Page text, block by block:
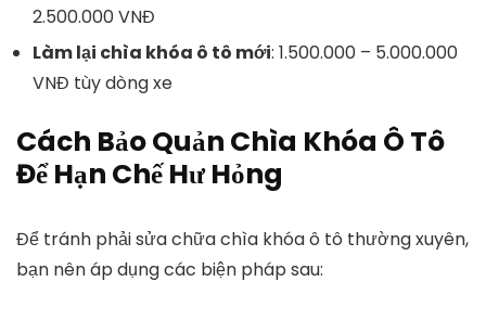
2.500.000 VNĐ
Làm lại chìa khóa ô tô mới: 1.500.000 – 5.000.000
VNĐ tùy dòng xe
Cách Bảo Quản Chìa Khóa Ô Tô
Để Hạn Chế Hư Hỏng
Để tránh phải sửa chữa chìa khóa ô tô thường xuyên,
bạn nên áp dụng các biện pháp sau: